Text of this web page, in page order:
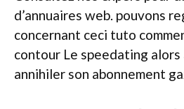
d’annuaires web. pouvons
concernant ceci tuto
contour Le speedating
annihiler son abonnement